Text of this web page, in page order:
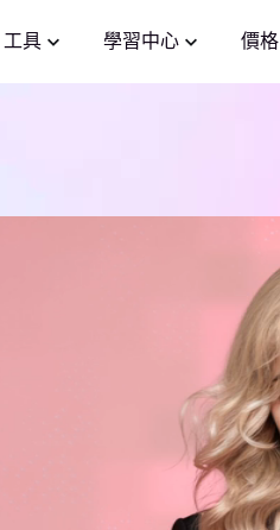
工具 學習中心 價格